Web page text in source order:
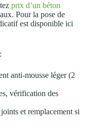
prix d’un béton
Pour la pose de
est disponible ici
anti-mousse léger (2
vérification des
et remplacement si